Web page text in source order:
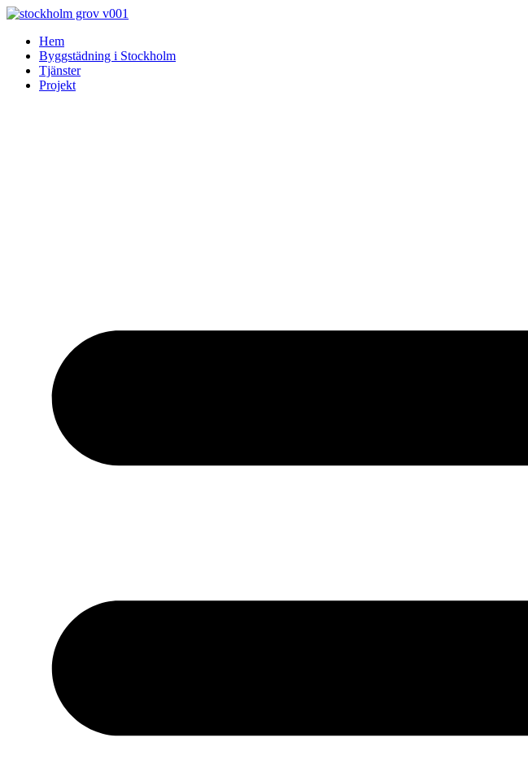
Skip
contentHem
Byggstädning i Stockholm
Tjänster
Projekt